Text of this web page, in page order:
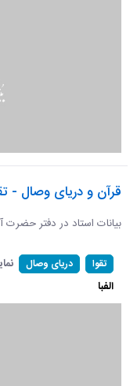
قرآن و دریای وصال -
بیانات استاد در دفتر حضرت
تقوا دریای وصال
الفبا